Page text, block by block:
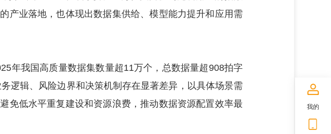
产业落地，也体现出数据集供给、模型能力提升和应用需
年我国高质量数据集数量超11万个，总数据量超908拍字
逻辑、风险边界和决策机制存在显著差异，以具体场景需
免低水平重复建设和资源浪费，推动数据资源配置效率最
我的